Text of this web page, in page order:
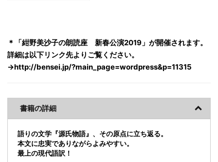
＊「紺野美沙子の朗読座 新春公演2019」が開催されます。
詳細は以下リンク先よりご覧ください。
→http://bensei.jp/?main_page=wordpress&p=11315
書籍の詳細
語りの文学『源氏物語』、その原点に立ち返る。
本文に忠実でありながらよみやすい。
最上の現代語訳！